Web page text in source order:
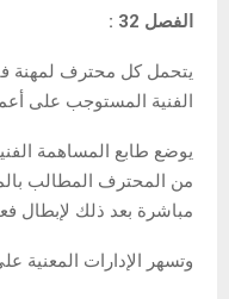
الفصل 32 :
يتحمل كل محترف لمهنة
الفنية المستوجب على
يوضع طابع المساهمة
من المحترف المطالب
مباشرة بعد ذلك لإبطال
وتسهر الإدارات